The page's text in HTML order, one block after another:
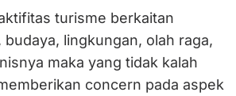
turisme berkaitan
budaya, lingkungan, olah raga,
maka yang tidak kalah
concern pada aspek